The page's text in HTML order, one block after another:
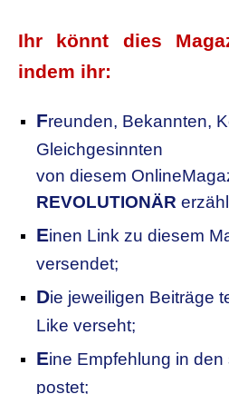
Ihr könnt dies
indem ihr:
Freunden, Bekannten,
Gleichgesinnten
von diesem
REVOLUTIONÄR
Einen Link zu diesem
versendet;
Die jeweiligen Beiträge
Like verseht;
Eine Empfehlung in
postet;